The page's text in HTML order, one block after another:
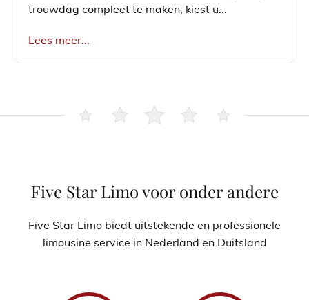
trouwdag compleet te maken, kiest u...
Lees meer...
Five Star Limo voor onder andere
Five Star Limo biedt uitstekende en professionele
limousine service in Nederland en Duitsland